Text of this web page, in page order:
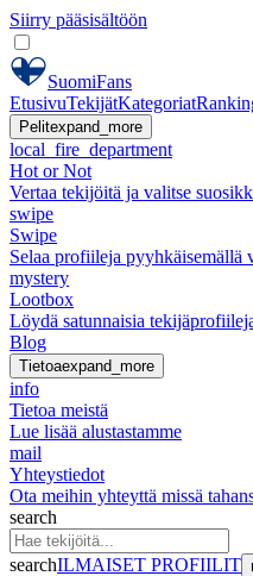
Siirry pääsisältöön
SuomiFans
EtusivuTekijätKategoriat
Pelitexpand_more
local_fire_department
Hot or Not
Vertaa tekijöitä ja valitse
swipe
Swipe
Selaa profiileja pyyhkäisemällä
mystery
Lootbox
Löydä satunnaisia
Blog
Tietoaexpand_more
info
Tietoa meistä
Lue lisää alustastamme
mail
Yhteystiedot
Ota meihin yhteyttä missä
search
searchILMAISET PROFIILIT